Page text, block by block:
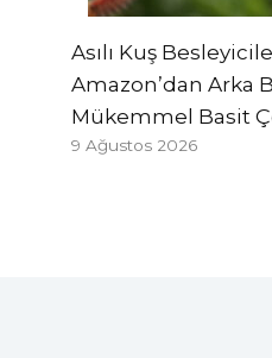
Asılı Kuş
Amazon’dan Arka
Mükemmel Basit
9 Ağustos 2026